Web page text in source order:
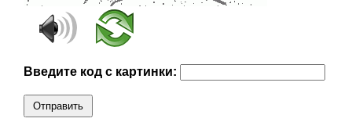
Введите код с картинки:
Отправить